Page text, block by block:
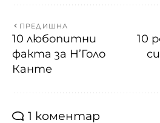
ПРЕДИШНА
10 любопитни
факта за Н’Голо
Канте
10
1 коментар